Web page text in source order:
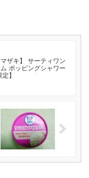
マザキ】 サーティワン
ポッピングシャワー
】